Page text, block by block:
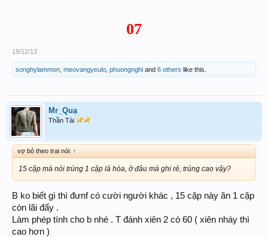
07
19/12/13
songhylammon meovangyeulo phuongnghi and 6 others like this.
Mr_Quạ
Thần Tài
vợ bỏ theo trai nói: ↑
15 cặp mà nói trúng 1 cặp là hòa, ở đâu mà ghi rẻ, trúng cao vậy?
B ko biết gì thì đưnf có cười người khác , 15 cặp này ăn 1 cặp
còn lãi đấy .
Làm phép tính cho b nhé . T đánh xiên 2 có 60 ( xiên nháy thì
cao hơn )